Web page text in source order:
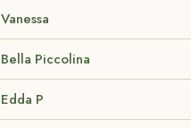
Vanessa
Bella Piccolina
Edda P